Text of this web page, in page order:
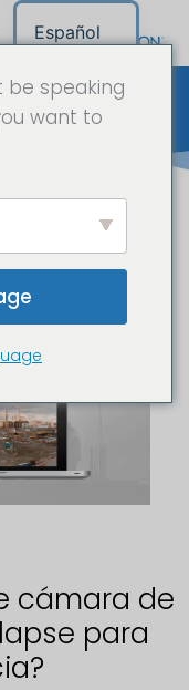
Cámara
duración
cámara de
para
be speaking
want to
Español